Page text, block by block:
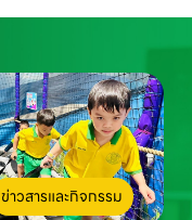
ข่าวสารและกิจกรรม